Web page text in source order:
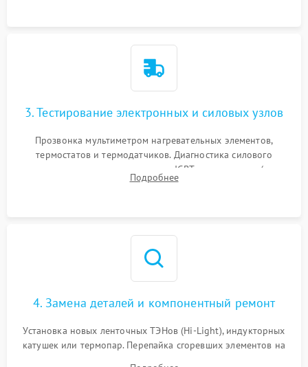
3. Тестирование электронных и силовых узлов
Прозвонка мультиметром нагревательных элементов,
термостатов и термодатчиков. Диагностика силового
модуля, реле, диодных мостов и IGBT-транзисторов (для
индукции). Проверка кранов и газ-контроля (для газовых
Подробнее
4. Замена деталей и компонентный ремонт
Установка новых ленточных ТЭНов (Hi-Light), индукторных
катушек или термопар. Перепайка сгоревших элементов на